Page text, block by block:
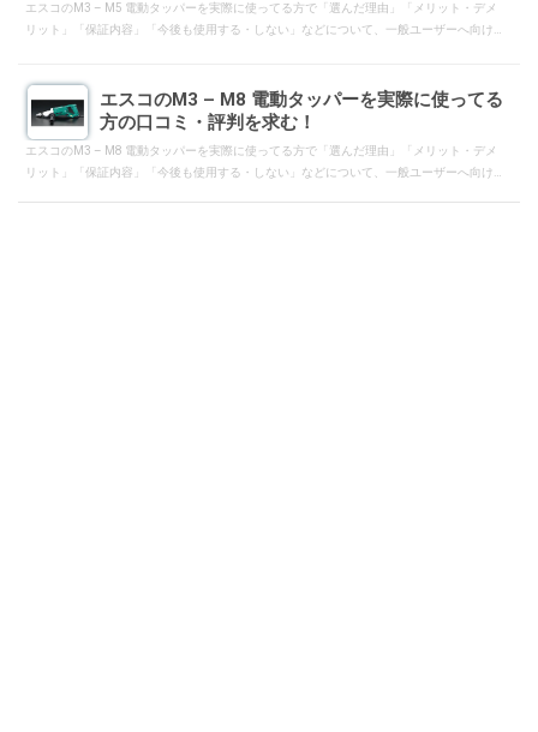
エスコのM3 – M5 電動タッパーを実際に使ってる方で「選んだ理由」「メリット・デメ
リット」「保証内容」「今後も使用する・しない」などについて、一般ユーザーへ向け
エスコのM3 – M8 電動タッパーを実際に使ってる
方の口コミ・評判を求む！
エスコのM3 – M8 電動タッパーを実際に使ってる方で「選んだ理由」「メリット・デメ
リット」「保証内容」「今後も使用する・しない」などについて、一般ユーザーへ向け